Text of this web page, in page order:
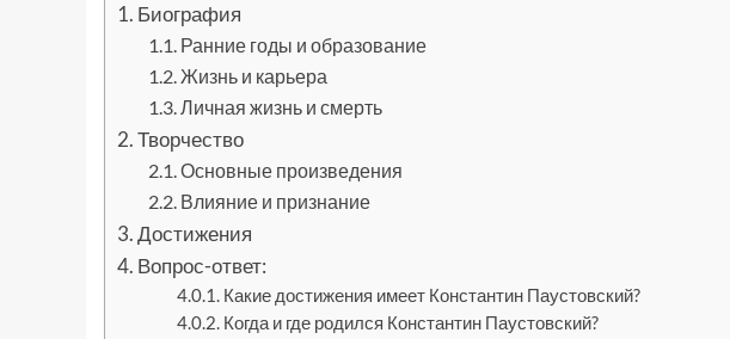
Биография
Ранние годы и образование
Жизнь и карьера
Личная жизнь и смерть
Творчество
Основные произведения
Влияние и признание
Достижения
Вопрос-ответ:
Какие достижения имеет Константин Паустовский?
Когда и где родился Константин Паустовский?